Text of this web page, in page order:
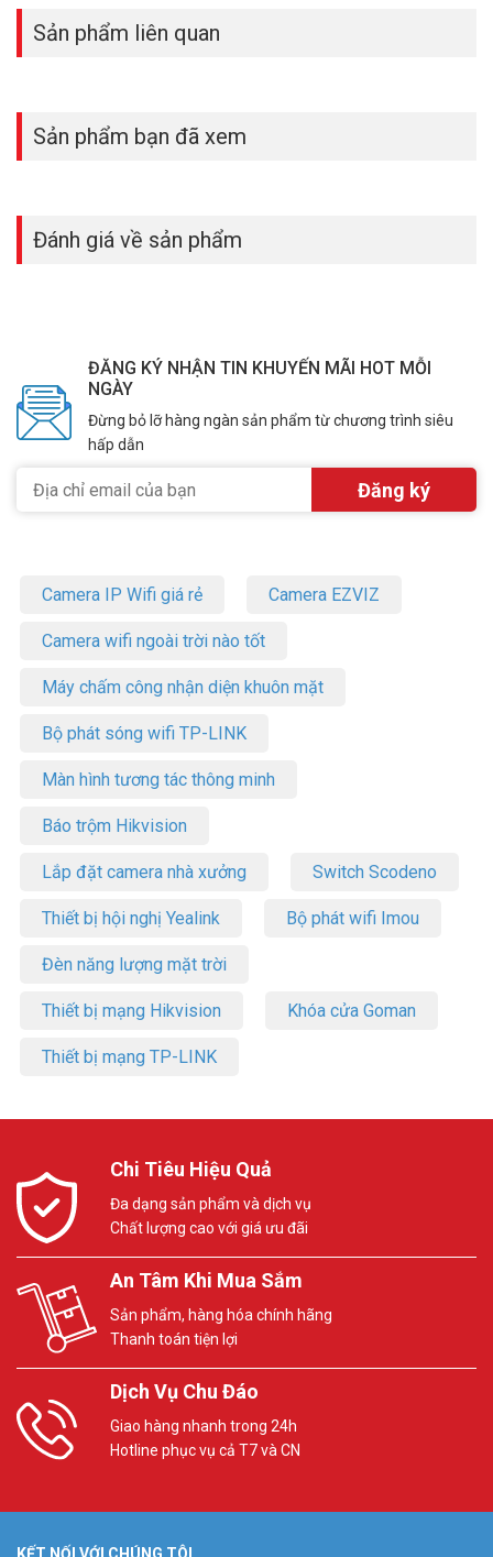
Sản phẩm liên quan
Sản phẩm bạn đã xem
Đánh giá về sản phẩm
ĐĂNG KÝ NHẬN TIN KHUYẾN MÃI HOT MỖI
NGÀY
Đừng bỏ lỡ hàng ngàn sản phẩm từ chương trình siêu
hấp dẫn
Camera IP Wifi giá rẻ Camera EZVIZ
Camera wifi ngoài trời nào tốt
Máy chấm công nhận diện khuôn mặt
Bộ phát sóng wifi TP-LINK
Màn hình tương tác thông minh
Báo trộm Hikvision
Lắp đặt camera nhà xưởng Switch Scodeno
Thiết bị hội nghị Yealink Bộ phát wifi Imou
Đèn năng lượng mặt trời
Thiết bị mạng Hikvision Khóa cửa Goman
Thiết bị mạng TP-LINK
Chi Tiêu Hiệu Quả
Đa dạng sản phẩm và dịch vụ
Chất lượng cao với giá ưu đãi
An Tâm Khi Mua Sắm
Sản phẩm, hàng hóa chính hãng
Thanh toán tiện lợi
Dịch Vụ Chu Đáo
Giao hàng nhanh trong 24h
Hotline phục vụ cả T7 và CN